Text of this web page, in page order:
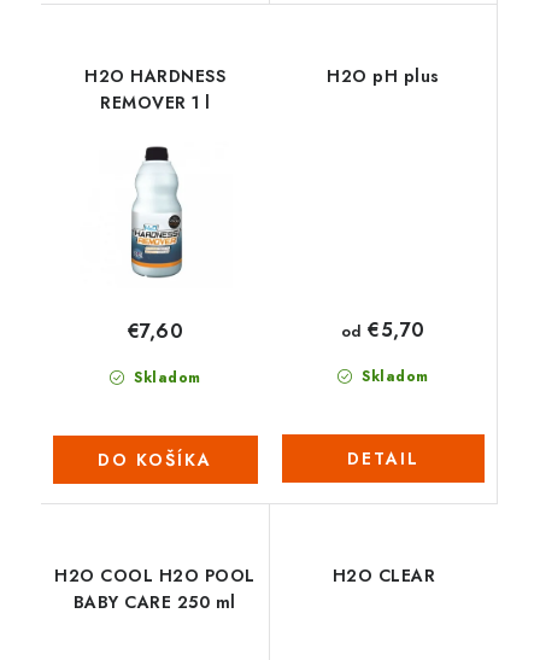
H2O HARDNESS
REMOVER 1 l
Skladom
€7,60
DO KOŠÍKA
H2O pH plus
Skladom
od €5,70
DETAIL
H2O COOL H2O POOL
BABY CARE 250 ml
H2O CLEAR